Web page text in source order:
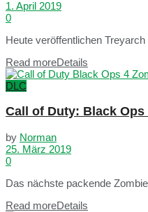
1. April 2019
0
Heute veröffentlichen
Read moreDetails
DLC
Call of Duty: Black
by Norman
25. März 2019
0
Das nächste packende
Read moreDetails